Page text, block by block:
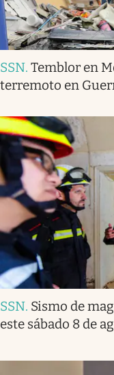
SSN. Temblor en
terremoto en
SSN. Sismo de
este sábado 8 de